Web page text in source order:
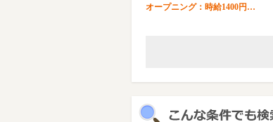
オープニング：時給1400円…